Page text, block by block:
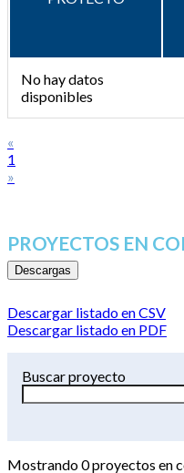
No hay datos
disponibles
«
1
»
PROYECTOS EN
Descargas
Descargar listado en CSV
Descargar listado en PDF
Buscar proyecto
Mostrando0proyectos en